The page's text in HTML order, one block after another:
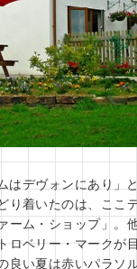
はデヴォンにあり」
り着いたのは、ここ
ーム・ショップ」。
ロベリー・マークが
良い夏は赤いパラソ